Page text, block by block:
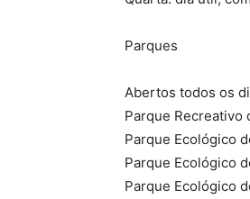
Parques
Abertos todos os
Parque Recreativo
Parque Ecológico
Parque Ecológico
Parque Ecológico